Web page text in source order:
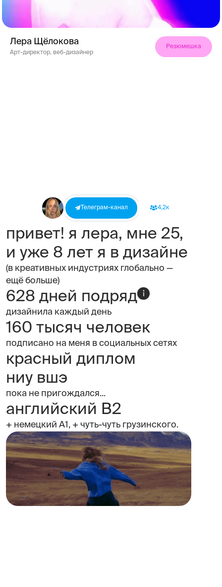
Телеграм-канал 4,2к
Телеграм-канал 4,2к
Лера Щёлокова
Арт-директор, веб-дизайнер
Резюмешка
привет! я лера, мне 25,
и уже 8 лет я в дизайне
(в креативных индустриях глобально —
ещё больше)
628 дней подряд
дизайнила каждый день
160 тысяч человек
подписано на меня в социальных сетях
красный диплом
ниу вшэ
пока не пригождался...
английский B2
+ немецкий А1, + чуть-чуть грузинского.